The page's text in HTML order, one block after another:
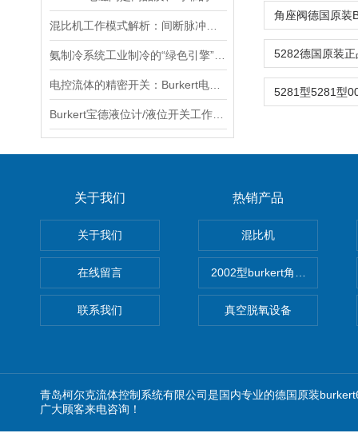
关于我们
关于我们
在线留言
联系我们
热销产品
混比机
2002型burkert角座阀
真空脱氧设备
青岛柯尔克流体控制系统有限公司是国内专业的德国原装
广大顾客来电咨询！